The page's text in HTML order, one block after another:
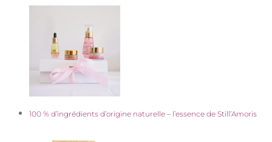
100 % d’ingrédients d’origine naturelle – l’essence de Still’Amoris